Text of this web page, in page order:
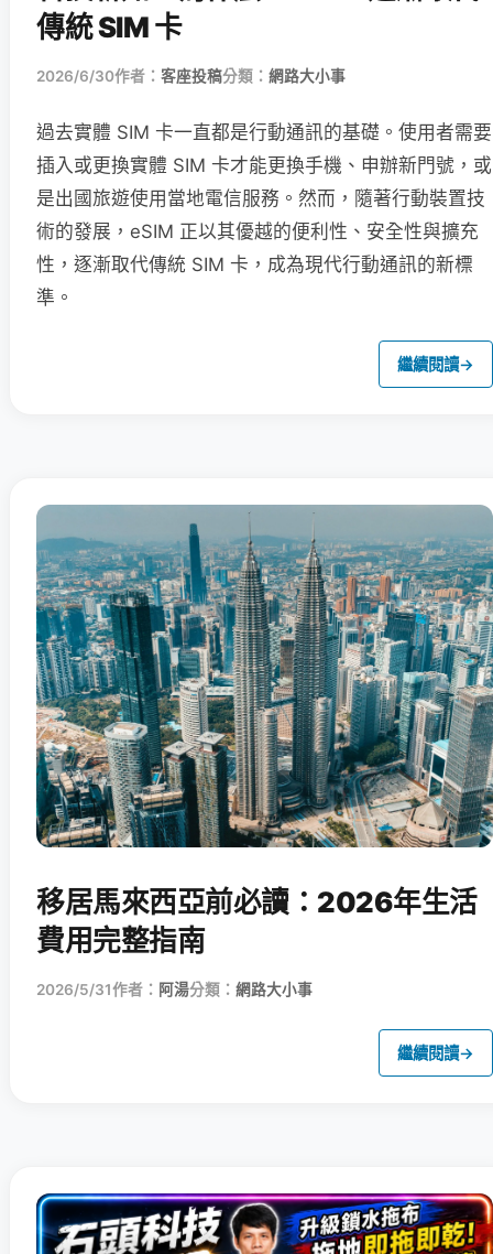
傳統 SIM 卡
2026/6/30作者： 客座投稿分類： 網路大小事
過去實體 SIM 卡一直都是行動通訊的基礎。使用者需要
插入或更換實體 SIM 卡才能更換手機、申辦新門號，或
是出國旅遊使用當地電信服務。然而，隨著行動裝置技
術的發展，eSIM 正以其優越的便利性、安全性與擴充
性，逐漸取代傳統 SIM 卡，成為現代行動通訊的新標
準。
繼續閱讀→
移居馬來西亞前必讀：2026年生活
費用完整指南
2026/5/31作者： 阿湯分類： 網路大小事
繼續閱讀→